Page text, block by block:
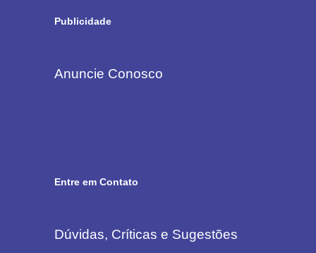
Publicidade
Anuncie Conosco
Entre em Contato
Dúvidas, Críticas e Sugestões